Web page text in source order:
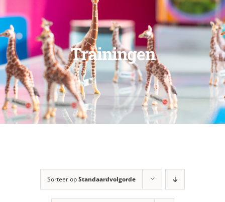
Trainingen
Sorteer opStandaardvolgorde